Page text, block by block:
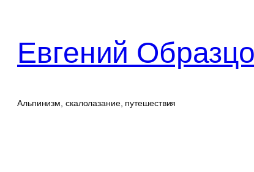
содержимому
Евгений
Альпинизм, скалолазание, путешествия